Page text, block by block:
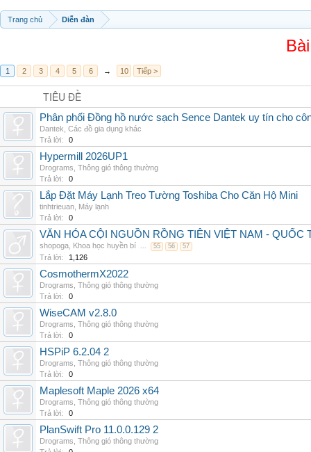
Trang chủ Diễn đàn
1 2 3 4 5 6 → 10 Tiếp >
TIÊU ĐỀ
Phân phối Đồng hồ nước sạch Sence Dantek uy tín cho
Dantek Các đồ gia dụng khác
Trả lời:
0
Hypermill 2026UP1
Drograms Thông gió thông thường
Trả lời:
0
Lắp Đặt Máy Lạnh Treo Tường Toshiba Cho Căn Hộ Mini
tinhtrieuan Máy lạnh
Trả lời:
0
VĂN HÓA CỘI NGUỒN RỒNG TIÊN VIỆT NAM -
shopoga Khoa học huyền bí ... 55 56 57
Trả lời: 1,126
CosmothermX2022
Drograms Thông gió thông thường
Trả lời:
0
WiseCAM v2.8.0
Drograms Thông gió thông thường
Trả lời:
0
HSPiP 6.2.04 2
Drograms Thông gió thông thường
Trả lời:
0
Maplesoft Maple 2026 x64
Drograms Thông gió thông thường
Trả lời:
0
PlanSwift Pro 11.0.0.129 2
Drograms Thông gió thông thường